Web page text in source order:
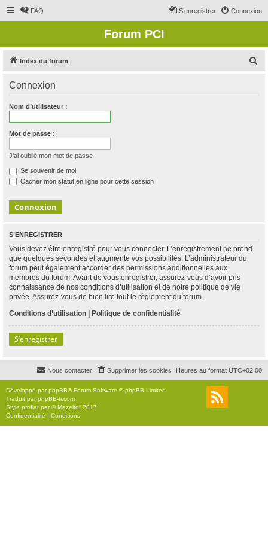
FAQ Connexion
S’enregistrer
Forum PCI
Index du forum
Connexion
Nom d’utilisateur :
Mot de passe :
J’ai oublié mon mot de passe
Se souvenir de moi
Cacher mon statut en ligne pour cette session
S’ENREGISTRER
Vous devez être enregistré pour vous connecter. L’enregistrement ne prend
que quelques secondes et augmente vos possibilités. L’administrateur du
forum peut également accorder des permissions additionnelles aux
membres du forum. Avant de vous enregistrer, assurez-vous d’avoir pris
connaissance de nos conditions d’utilisation et de notre politique de vie
privée. Assurez-vous de bien lire tout le règlement du forum.
Conditions d’utilisation | Politique de confidentialité
S’enregistrer
Heures au format UTC+02:00
Supprimer les cookies
Nous contacter
Développé parphpBB® Forum Software © phpBB Limited
Traduit parphpBB-fr.com
Style proflat par ©Mazeltof 2017
Confidentialité | Conditions